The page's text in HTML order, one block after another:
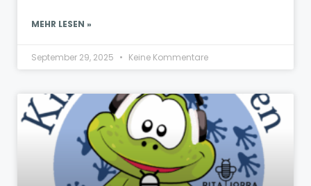
MEHR LESEN »
September 29, 2025 Keine Kommentare